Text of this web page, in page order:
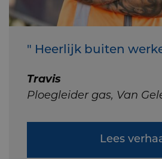
" Heerlijk buiten
Travis
Ploegleider gas, Van
Lees